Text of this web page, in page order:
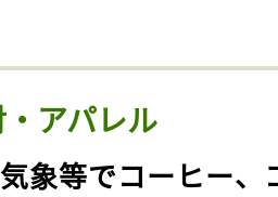
アパレル
気象等でコーヒー、